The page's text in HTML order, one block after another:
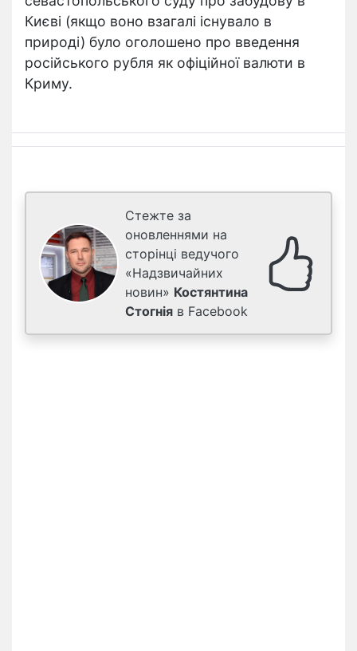
Києві (якщо воно взагалі існувало в
природі) було оголошено про введення
російського рубля як офіційної валюти в
Криму.
Стежте за
оновленнями на
сторінці ведучого
«Надзвичайних
новин» Костянтина
Стогнія в Facebook